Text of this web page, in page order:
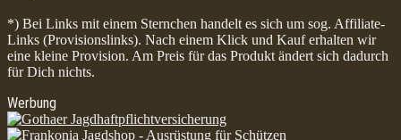
*) Bei Links mit einem Sternchen handelt es sich um sog. Affiliate-
Links (Provisionslinks). Nach einem Klick und Kauf erhalten wir
eine kleine Provision. Am Preis für das Produkt ändert sich dadurch
für Dich nichts.
Werbung